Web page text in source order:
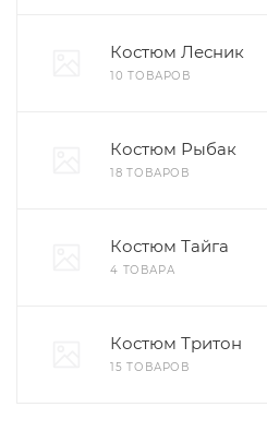
Костюм Лесник
10 ТОВАРОВ
Костюм Рыбак
18 ТОВАРОВ
Костюм Тайга
4 ТОВАРА
Костюм Тритон
15 ТОВАРОВ